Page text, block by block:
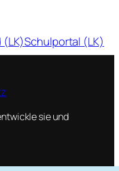
(LK)Schulportal (LK)
sie und